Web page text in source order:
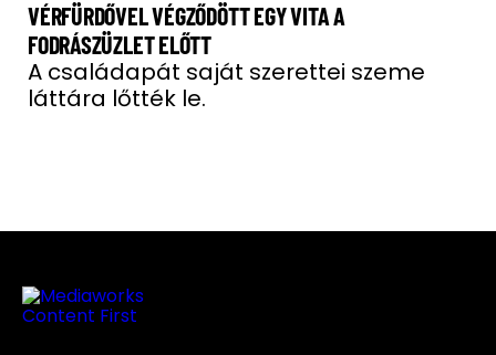
VÉRFÜRDŐVEL VÉGZŐDÖTT EGY VITA A
FODRÁSZÜZLET ELŐTT
A családapát saját szerettei szeme
láttára lőtték le.